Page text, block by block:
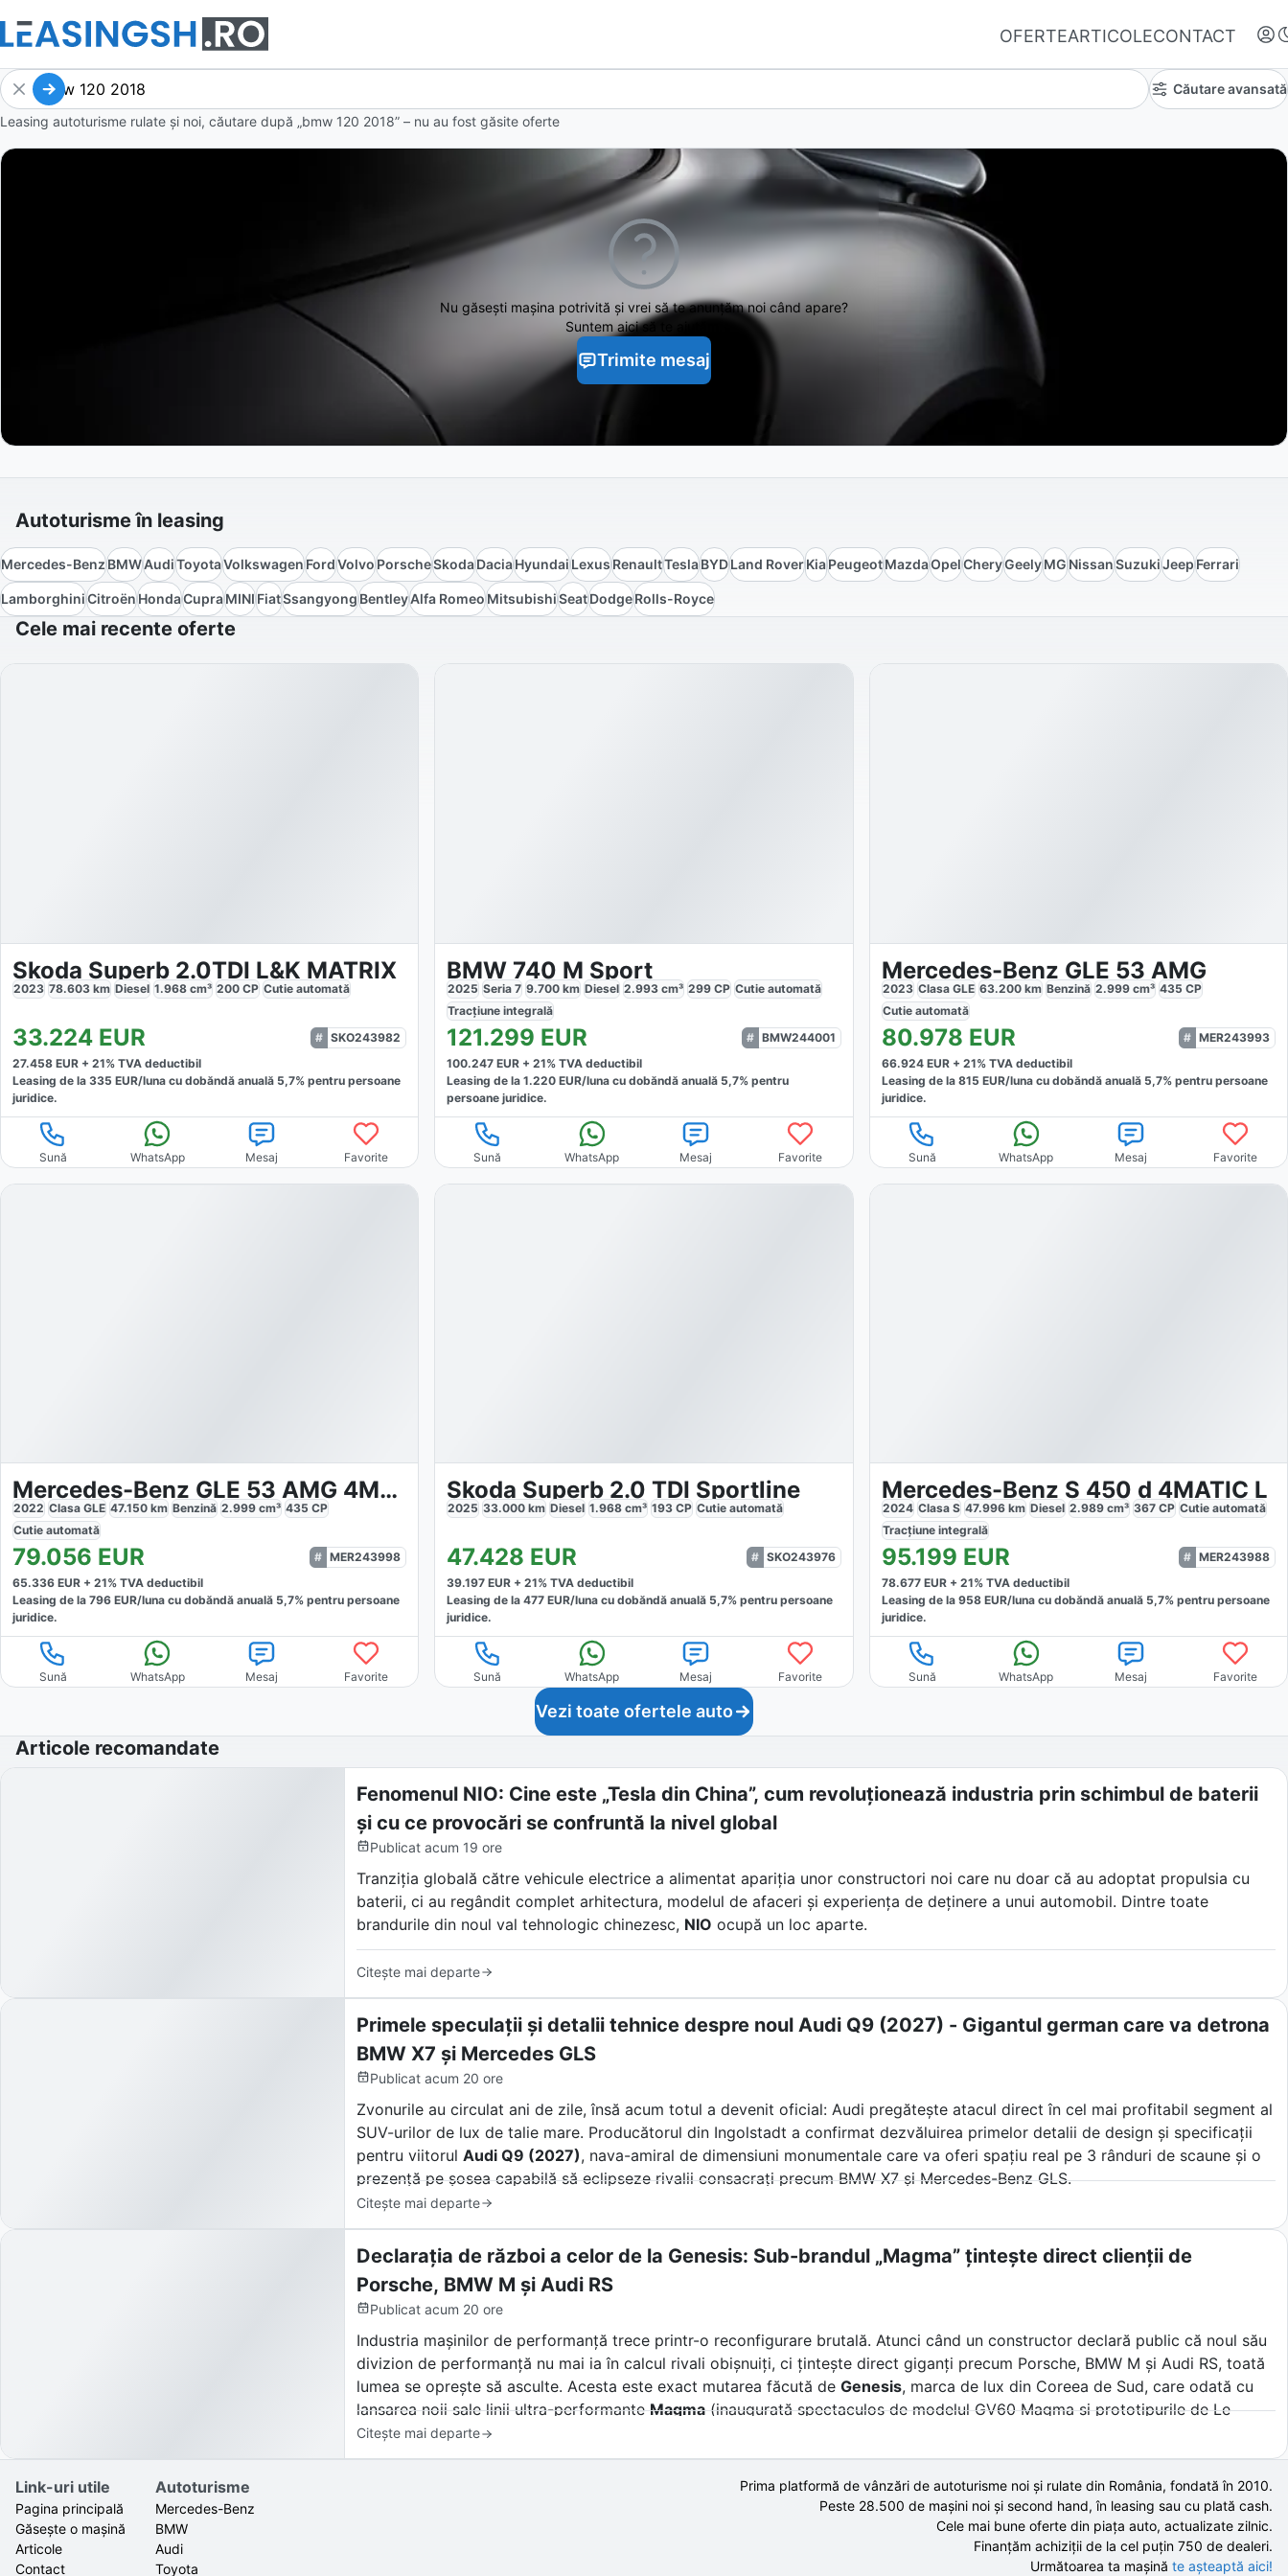
OFERTEARTICOLECONTACT
Căutare avansată
Leasing autoturisme rulate și noi, căutare după „bmw 120 2018” – nu au fost găsite oferte
Nu găseștimașina potrivită și vrei să te anunțăm noi când apare?
Suntem aici să te ajutăm.
Trimite mesaj
Autoturisme în leasing
Mercedes-BenzBMWAudiToyotaVolkswagenFordVolvoPorscheSkodaDaciaHyundaiLexusRenaultTeslaBYDLand RoverKiaPeugeotMazdaOpelCheryGeelyMGNissanSuzukiJeepFerrari
LamborghiniCitroënHondaCupraMINIFiatSsangyongBentleyAlfa RomeoMitsubishiSeatDodgeRolls-Royce
Cele mai recente oferte
Skoda Superb 2.0TDI L&K MATRIX
2023 78.603 km Diesel 1.968 cm³ 200 CP Cutie automată
33.224 EUR
SKO243982
27.458 EUR + 21% TVA deductibil
Leasing de la 335 EUR/luna cu dobăndă anuală 5,7% pentru persoane
juridice.
Sună WhatsApp Mesaj Favorite
BMW 740 M Sport
2025 Seria 7 9.700 km Diesel 2.993 cm³ 299 CP Cutieautomată
Tracțiuneintegrală
121.299 EUR
BMW244001
100.247 EUR +21% TVA deductibil
Leasing de la1.220 EUR/luna cu dobăndă anuală 5,7% pentru
persoane juridice.
Sună WhatsApp Mesaj Favorite
Mercedes-Benz GLE 53 AMG
2023 Clasa GLE 63.200km Benzină 2.999cm³ 435 CP
Cutie automată
80.978 EUR
MER243993
66.924EUR + 21% TVA deductibil
Leasing de la 815 EUR/lunacu dobăndă anuală 5,7% pentru persoane
juridice.
Sună WhatsApp Mesaj Favorite
Mercedes-Benz GLE 53 AMG 4MATIC Night Pano Burmester
2022 Clasa GLE 47.150 km Benzină 2.999 cm³ 435 CP
Cutie automată
79.056 EUR
MER243998
65.336 EUR + 21% TVA deductibil
Leasing de la 796 EUR/luna cu dobăndă anuală 5,7% pentru persoane
juridice.
Sună WhatsApp Mesaj Favorite
Skoda Superb 2.0 TDI Sportline
2025 33.000 km Diesel 1.968 cm³ 193 CP Cutieautomată
47.428 EUR
SKO243976
39.197 EUR +21% TVA deductibil
Leasing de la477 EUR/luna cu dobăndă anuală 5,7% pentru persoane
juridice.
Sună WhatsApp Mesaj Favorite
Mercedes-Benz S 450 d 4MATIC L
2024 Clasa S 47.996km Diesel 2.989cm³ 367CP Cutie automată
Tracțiune integrală
95.199 EUR
MER243988
78.677EUR + 21% TVA deductibil
Leasing de la 958EUR/lunacu dobăndă anuală 5,7% pentru persoane
juridice.
Sună WhatsApp Mesaj Favorite
Vezi toate ofertele auto
Articole recomandate
Fenomenul NIO: Cine este „Tesla din China”, cum revoluționează industria prin schimbul de baterii
și cu ce provocări se confruntă la nivel global
Publicat acum 19 ore
Tranziția globală către vehicule electrice a alimentat apariția unor constructori noi care nu doar că au adoptat propulsia cu
baterii, ci au regândit complet arhitectura, modelul de afaceri și experiența de deținere a unui automobil. Dintre toate
brandurile din noul val tehnologic chinezesc, NIO ocupă un loc aparte.
Denumită frecvent de presa internațională „Tesla din China”, compania din Shanghai nu s-a mulțumit doar să construiască
SUV-uri și sedanuri electrice de lux. NIO a creat un ecosistem unic bazat pe schimburile automatizate de baterii, asistenți
Citește mai departe
Primele speculații și detalii tehnice despre noul Audi Q9 (2027) - Gigantul german care va detrona
BMW X7 și Mercedes GLS
Publicat acum 20 ore
Zvonurile au circulat ani de zile, însă acum totul a devenit oficial: Audi pregătește atacul direct în cel mai profitabil segment al
SUV-urilor de lux de talie mare. Producătorul din Ingolstadt a confirmat dezvăluirea primelor detalii de design și specificații
pentru viitorul Audi Q9 (2027), nava-amiral de dimensiuni monumentale care va oferi spațiu real pe 3 rânduri de scaune și o
prezență pe șosea capabilă să eclipseze rivalii consacrați precum BMW X7 și Mercedes-Benz GLS.
Citește mai departe
Declarația de război a celor de la Genesis: Sub-brandul „Magma” țintește direct clienții de
Porsche, BMW M și Audi RS
Publicat acum 20 ore
Industria mașinilor de performanță trece printr-o reconfigurare brutală. Atunci când un constructor declară public că noul său
divizion de performanță nu mai ia în calcul rivali obișnuiți, ci țintește direct giganți precum Porsche, BMW M și Audi RS, toată
lumea se oprește să asculte. Acesta este exact mutarea făcută de Genesis, marca de lux din Coreea de Sud, care odată cu
lansarea noii sale linii ultra-performanteMagma(inaugurată spectaculos de modelul GV60 Magma și prototipurile de Le
Mans), declară deschis că vrea să fure din clienții fideli ai celor mai mari nume germane.
și gigantul din Stuttgart sau München, trebuie să răspundem la o întrebare esențială pentru mulți șoferi din Europa de Est.
Citește mai departe
Prima platformă de vânzări de autoturisme noi și rulate din România, fondată în 2010.
Peste 28.500 de mașini noi și second hand,în leasing sau cu plată cash.
Cele mai bune oferte din piața auto, actualizate zilnic.
Finanțăm achiziții de la cel puțin 750 de dealeri.
Următoarea ta mașină te așteaptă aici!
Link-uri utile
Pagina principală
Găsește o mașină
Articole
Contact
Autoturisme
Mercedes-Benz
BMW
Audi
Toyota